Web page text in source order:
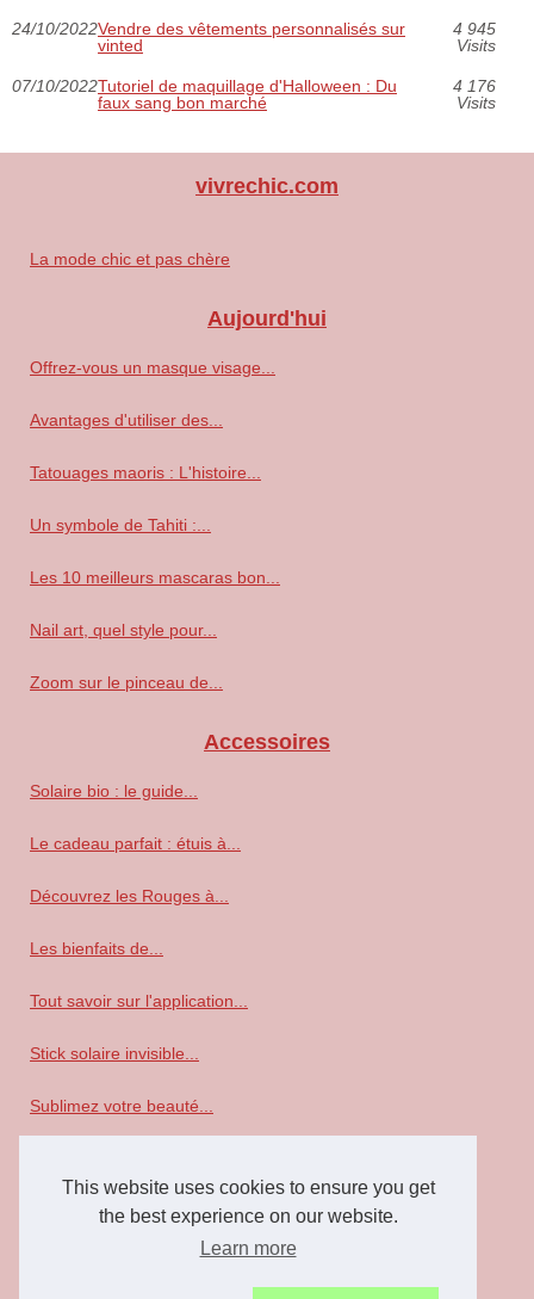
This website uses cookies to ensure you get
the best experience on our website.
Learn more
24/10/2022Vendre des vêtements personnalisés sur
vinted
4 945
Visits
07/10/2022Tutoriel de maquillage d'Halloween : Du
faux sang bon marché
4 176
Visits
vivrechic.com
La mode chic et pas chère
Aujourd'hui
Offrez-vous un masque visage...
Avantages d'utiliser des...
Tatouages maoris : L'histoire...
Un symbole de Tahiti :...
Les 10 meilleurs mascaras bon...
Nail art, quel style pour...
Zoom sur le pinceau de...
Accessoires
Solaire bio : le guide...
Le cadeau parfait : étuis à...
Découvrez les Rouges à...
Les bienfaits de...
Tout savoir sur l'application...
Stick solaire invisible...
Sublimez votre beauté...
Tout ce que vous devez savoir...